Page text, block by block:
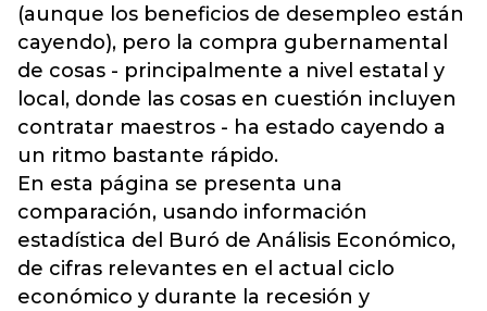
(aunque los beneficios de desempleo están
cayendo), pero la compra gubernamental
de cosas - principalmente a nivel estatal y
local, donde las cosas en cuestión incluyen
contratar maestros - ha estado cayendo a
un ritmo bastante rápido.
En esta página se presenta una
comparación, usando información
estadística del Buró de Análisis Económico,
de cifras relevantes en el actual ciclo
económico y durante la recesión y